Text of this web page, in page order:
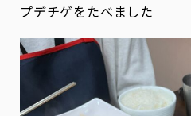
プデチゲをたべました